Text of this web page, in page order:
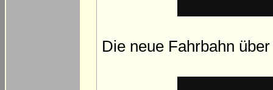
Die neue Fahrbahn